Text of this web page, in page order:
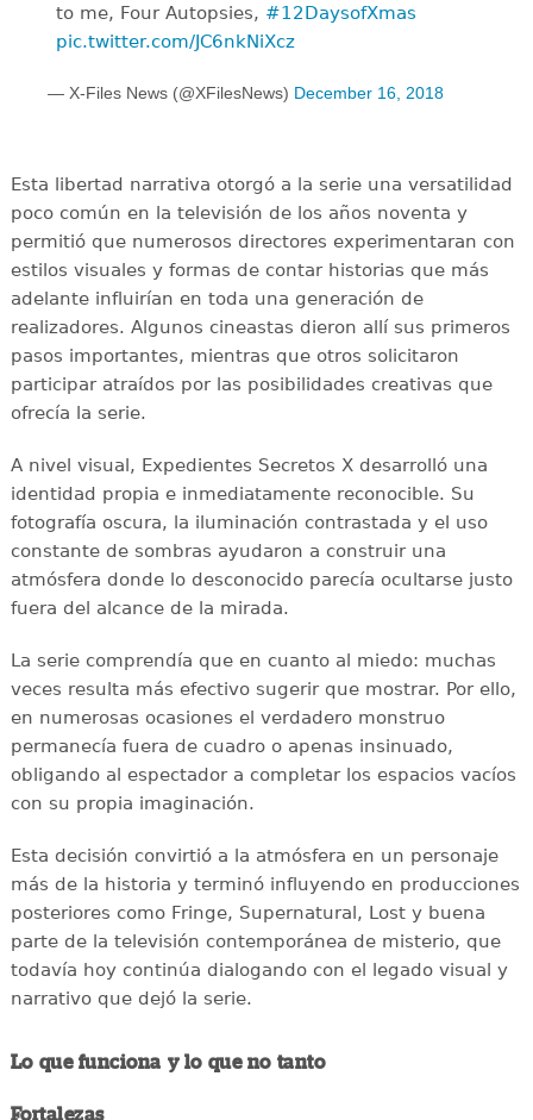
to me, Four Autopsies, #12DaysofXmas
pic.twitter.com/JC6nkNiXcz
— X-Files News (@XFilesNews) December 16, 2018
Esta libertad narrativa otorgó a la serie una versatilidad
poco común en la televisión de los años noventa y
permitió que numerosos directores experimentaran con
estilos visuales y formas de contar historias que más
adelante influirían en toda una generación de
realizadores. Algunos cineastas dieron allí sus primeros
pasos importantes, mientras que otros solicitaron
participar atraídos por las posibilidades creativas que
ofrecía la serie.
A nivel visual, Expedientes Secretos X desarrolló una
identidad propia e inmediatamente reconocible. Su
fotografía oscura, la iluminación contrastada y el uso
constante de sombras ayudaron a construir una
atmósfera donde lo desconocido parecía ocultarse justo
fuera del alcance de la mirada.
La serie comprendía que en cuanto al miedo: muchas
veces resulta más efectivo sugerir que mostrar. Por ello,
en numerosas ocasiones el verdadero monstruo
permanecía fuera de cuadro o apenas insinuado,
obligando al espectador a completar los espacios vacíos
con su propia imaginación.
Esta decisión convirtió a la atmósfera en un personaje
más de la historia y terminó influyendo en producciones
posteriores como Fringe, Supernatural, Lost y buena
parte de la televisión contemporánea de misterio, que
todavía hoy continúa dialogando con el legado visual y
narrativo que dejó la serie.
Lo que funciona y lo que no tanto
Fortalezas